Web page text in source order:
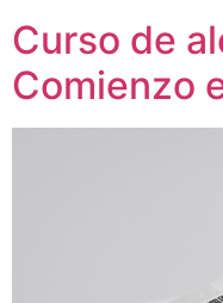
Curso de
Comienzo